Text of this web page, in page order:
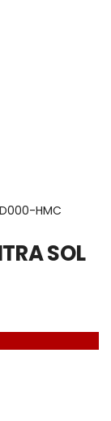
HMC
SOL